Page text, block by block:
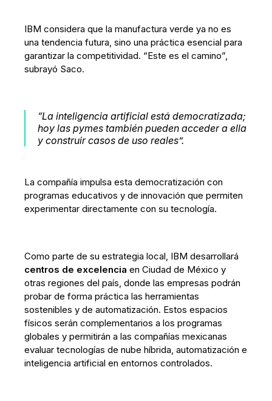
IBM considera que la manufactura verde ya no es
una tendencia futura, sino una práctica esencial para
garantizar la competitividad. “Este es el camino”,
subrayó Saco.
“La inteligencia artificial está democratizada;
hoy las pymes también pueden acceder a ella
y construir casos de uso reales”.
La compañía impulsa esta democratización con
programas educativos y de innovación que permiten
experimentar directamente con su tecnología.
Como parte de su estrategia local, IBM desarrollará
centros de excelencia en Ciudad de México y
otras regiones del país, donde las empresas podrán
probar de forma práctica las herramientas
sostenibles y de automatización. Estos espacios
físicos serán complementarios a los programas
globales y permitirán a las compañías mexicanas
evaluar tecnologías de nube híbrida, automatización e
inteligencia artificial en entornos controlados.